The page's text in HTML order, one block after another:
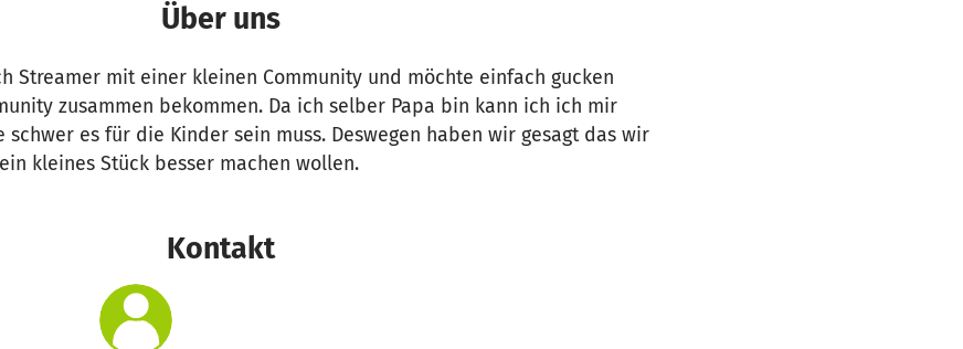
Über uns
Streamer mit einer kleinen Community und möchte einfach gucken
zusammen bekommen. Da ich selber Papa bin kann ich ich mir
es für die Kinder sein muss. Deswegen haben wir gesagt das wir
kleines Stück besser machen wollen.
Kontakt